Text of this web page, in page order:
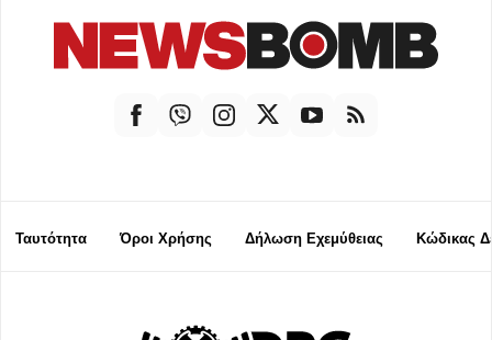
Ταυτότητα Όροι Χρήσης Δήλωση Εχεμύθειας Κώδικας